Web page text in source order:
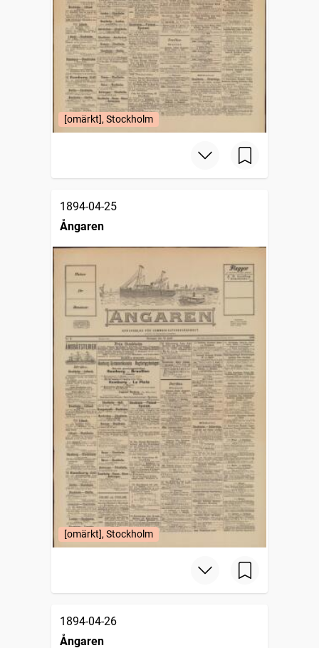
[omärkt], Stockholm
1894-04-25
Ångaren
[omärkt], Stockholm
1894-04-26
Ångaren